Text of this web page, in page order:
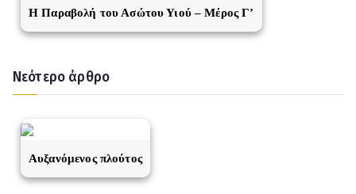
Η Παραβολή του Ασώτου Υιού – Μέρος Γ’
Νεότερο άρθρο
Αυξανόμενος πλούτος